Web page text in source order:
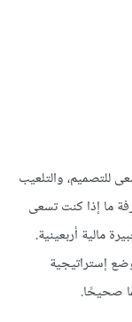
للتصميم، والتلعيب
ما إذا كنت تسعى
مالية أربعينية.
إستراتيجية
صحيحًا.